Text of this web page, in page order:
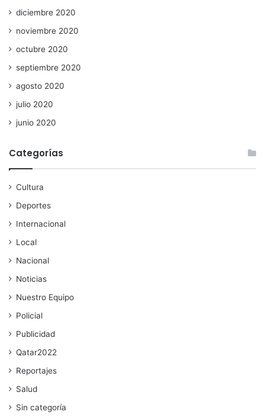
diciembre 2020
noviembre 2020
octubre 2020
septiembre 2020
agosto 2020
julio 2020
junio 2020
Categorías
Cultura
Deportes
Internacional
Local
Nacional
Noticias
Nuestro Equipo
Policial
Publicidad
Qatar2022
Reportajes
Salud
Sin categoría